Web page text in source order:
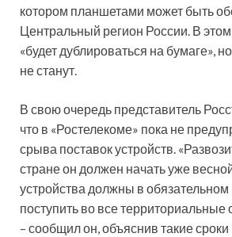
котором планшетами может быть
Центральный регион России. В
«будет дублироваться на бумаге»,
не станут.
В свою очередь представитель
что в «Ростелекоме» пока не
срыва поставок устройств.
стране он должен начать уже
устройства должны в обязательном
поступить во все территориальные
– сообщил он, объяснив такие